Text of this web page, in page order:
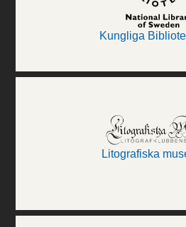
Kungliga
Litografiska